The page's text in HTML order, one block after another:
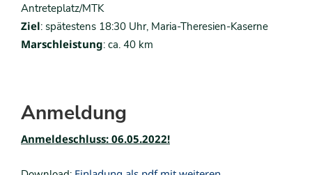
Antreteplatz/MTK
Ziel: spätestens 18:30 Uhr, Maria-Theresien-Kaserne
Marschleistung: ca. 40 km
Anmeldung
Anmeldeschluss: 06.05.2022!